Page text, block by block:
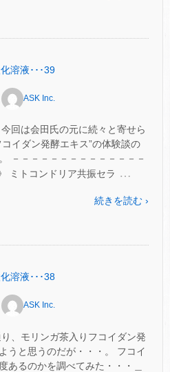
溶液･･･39
ASK Inc.
回は会田氏の元に続々と寄せら
イダン発酵エキス”の体験談の
－－－－－－－－－－－－－－
ミトコンドリア共振セラ …
続きを読む ›
溶液･･･38
ASK Inc.
、モリンガ茶入りフコイダン発
うと思うのだが・・・。 フコイ
あるのかを調べてみた・・・＿